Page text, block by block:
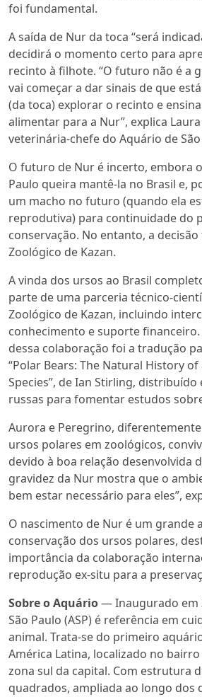
foi fundamental.
A saída de Nur da toca “será
decidirá o momento certo para
recinto à filhote. “O futuro não é a
vai começar a dar sinais de que
(da toca) explorar o recinto e
alimentar para a Nur”, explica
veterinária-chefe do Aquário de
O futuro de Nur é incerto, embora
Paulo queira mantê-la no Brasil e,
um macho no futuro (quando ela
reprodutiva) para continuidade do
conservação. No entanto, a
Zoológico de Kazan.
A vinda dos ursos ao Brasil
parte de uma parceria técnico-
Zoológico de Kazan, incluindo
conhecimento e suporte
dessa colaboração foi a tradução
“Polar Bears: The Natural History
Species”, de Ian Stirling, distribuído
russas para fomentar estudos
Aurora e Peregrino,
ursos polares em zoológicos,
devido à boa relação desenvolvida
gravidez da Nur mostra que o
bem estar necessário para eles”,
O nascimento de Nur é um grande
conservação dos ursos polares,
importância da colaboração
reprodução ex-situ para a
Sobre o Aquário—Inaugurado em
São Paulo (ASP) é referência em
animal. Trata-se do primeiro
América Latina, localizado no
zona sul da capital. Com estrutura
quadrados, ampliada ao longo dos